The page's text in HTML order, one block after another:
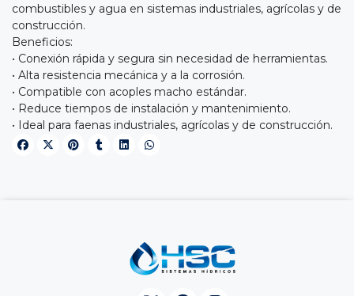
combustibles y agua en sistemas industriales, agrícolas y de
construcción.
Beneficios:
• Conexión rápida y segura sin necesidad de herramientas.
• Alta resistencia mecánica y a la corrosión.
• Compatible con acoples macho estándar.
• Reduce tiempos de instalación y mantenimiento.
• Ideal para faenas industriales, agrícolas y de construcción.